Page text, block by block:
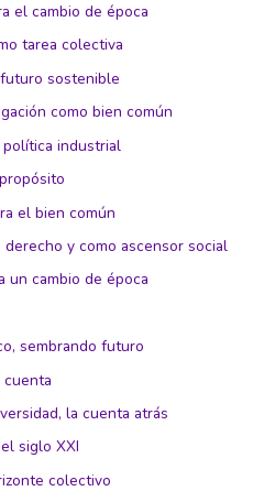
el cambio de época
tarea colectiva
sostenible
como bien común
industrial
el bien común
y como ascensor social
un cambio de época
sembrando futuro
cuenta
la cuenta atrás
siglo XXI
colectivo